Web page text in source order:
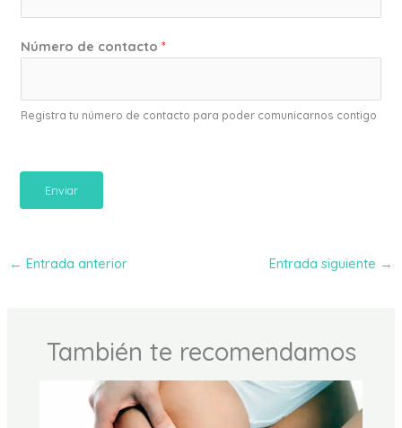
Número de contacto*
Registra tu número de contacto para poder comunicarnos contigo
Enviar
← Entrada anterior Entrada siguiente →
También te recomendamos